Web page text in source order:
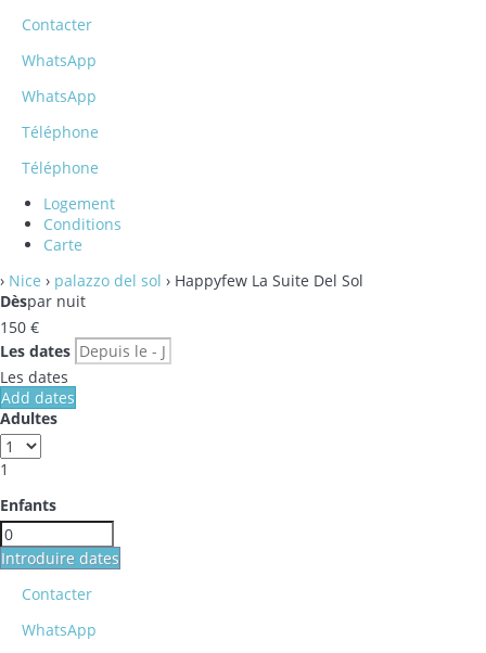
Contacter
WhatsApp
WhatsApp
Téléphone
Téléphone
Logement
Conditions
Carte
› Nice › palazzo del sol › Happyfew La Suite Del Sol
Dèspar nuit
150 €
Les dates
Les dates
Add dates
Adultes
1
Enfants
Introduire dates
Contacter
WhatsApp